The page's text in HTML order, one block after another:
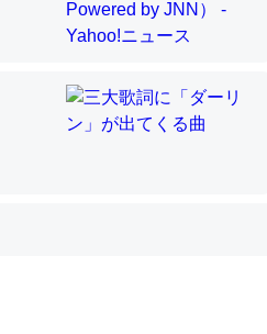
いのか」に関する新仮説
残量や充電中かが分かるのでこ
でコミュニケーションが劇的に変化し